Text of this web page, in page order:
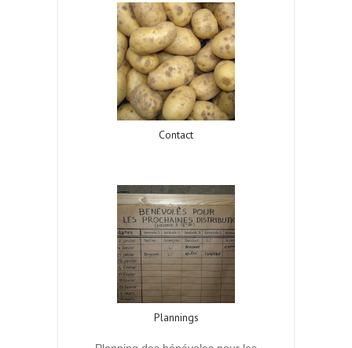
Contact
Plannings